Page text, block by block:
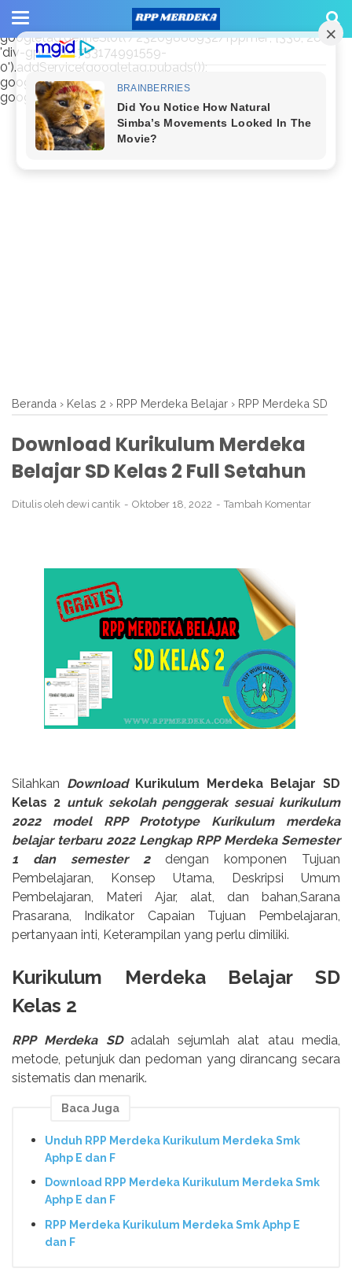
window.googletag = window.googletag || {cmd: []};
googletag.cmd.push(function() {
googletag.defineSlot('/23209888932/rppmer', [336, 280],
'div-gpt-ad-1733174991559-
0').addService(googletag.pubads());
googletag.pubads().enableSingleRequest();
googletag.enableServices(); });
Beranda › Kelas 2 › RPP Merdeka Belajar › RPP Merdeka SD
Download Kurikulum Merdeka
Belajar SD Kelas 2 Full Setahun
Ditulis oleh dewi cantik Oktober 18, 2022 Tambah Komentar
Silahkan Download Kurikulum Merdeka Belajar SD
Kelas 2 untuk sekolah penggerak sesuai kurikulum
2022 model RPP Prototype Kurikulum merdeka
belajar terbaru 2022 Lengkap RPP Merdeka Semester
1 dan semester 2dengan komponen Tujuan
Pembelajaran, Konsep Utama, Deskripsi Umum
Pembelajaran, Materi Ajar, alat, dan bahan,Sarana
Prasarana, Indikator Capaian Tujuan Pembelajaran,
pertanyaan inti, Keterampilan yang perlu dimiliki.
Kurikulum Merdeka Belajar SD
Kelas 2
RPP Merdeka SD adalah sejumlah alat atau media,
metode, petunjuk dan pedoman yang dirancang secara
sistematis dan menarik.
Baca Juga
Unduh RPP Merdeka Kurikulum Merdeka Smk
Aphp E dan F
Download RPP Merdeka Kurikulum Merdeka Smk
Aphp E dan F
RPP Merdeka Kurikulum Merdeka Smk Aphp E
dan F